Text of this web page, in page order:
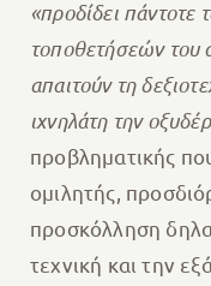
«προδίδει πάντοτε
τοποθετήσεών του
απαιτούν τη
ιχνηλάτη την
προβληματικής
ομιλητής,
προσκόλληση
τεχνική και την